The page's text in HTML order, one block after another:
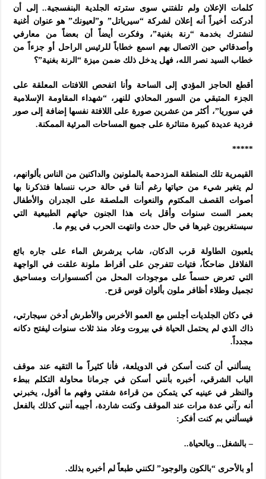
كلمات الإعلان ولم تلفتني سوى سترته الجلدية البنفسجية.. إلى أن
أدركت أخيراً أنه إعلان لشركة “سيرياتل” و”لعيونك” هو عنوان أغنية
لنشترك بخدمة “رنة بغنية”، وفكرت أيضاً أن بعضاً من معارفي
وأصدقائي حين الاتصال بهم اسمع خطاباً للرئيس الراحل أو جزءاً من
خطاب السيد نصر الله، فهل يدخل ذلك ضمن ميزة “الرنة بغنية”؟
أقطع الحاجز المؤدي إلى الساحة وأنا اتفحص اللافتات المعلقة على
الجزء المتبقي من السور المحاذي للنهر، “شهداء المقاومة الإسلامية
في سوريا”، أكثر من عشرين صورة على اللافتة نفسها إضافة إلى صور
فردية عديدة كبيرة متناثرة على جميع المساحات المرئية الممكنة.
*****
القيمرية تلك المنطقة المزدحمة بالملونين والداكنين من الناس بألوانهم،
لم يتغير شيء من حياتها رغم أننا في حالة حرب ننساها فتذكرنا بها
أصوات القصف المكتوم والنعوات الملصقة على الجدران والأطفال
بعمر الست سنوات وأقل بات هذا الجنون حياتهم الطبيعية التي
سيستغربون غيرها في حال حدث وانتهت الحرب في يوم ما.
يلعبون الطاولة قرب الدكان، شاب يرشرش الماء على جاره بائع
الفلافل ضاحكاً، فتيات تتفرجن على أقراط ملونة علقت في الواجهة
التي تعرض حسماً على موجودات المحل من أكسسوارات ومساحيق
تجميل وطلاء أظافر ملون بألوان قوس قزح.
في دكان الجلديات أجلس مع العمو الأخرس والأطرش أدخن سيجارتي،
ذاك الذي لم يحتمل الحياة في بيروت وعاد منذ ثلاث سنوات ليفتح دكانه
مجدداً.
يسألني أن كنت أسكن في الدويلعة، فأنا كثيراً ما التقيه عند موقف
الباب الشرقي، أخبره بأنني أسكن في جرمانا محاولة التكلم ببطء
والنظر في عينيه كي يتمكن من قراءة شفتي وفهم ما أقول، يخبرني
أنه رآني عدة مرات عند الموقف وكنت شاردة، أجيبه أنني كذلك بالفعل
فيسألني بم كنت أفكر:
– بالشغل.. وبالحياة..
أو بالأحرى “بالكون والوجود” لكنني طبعاً لم أخبره بذلك.